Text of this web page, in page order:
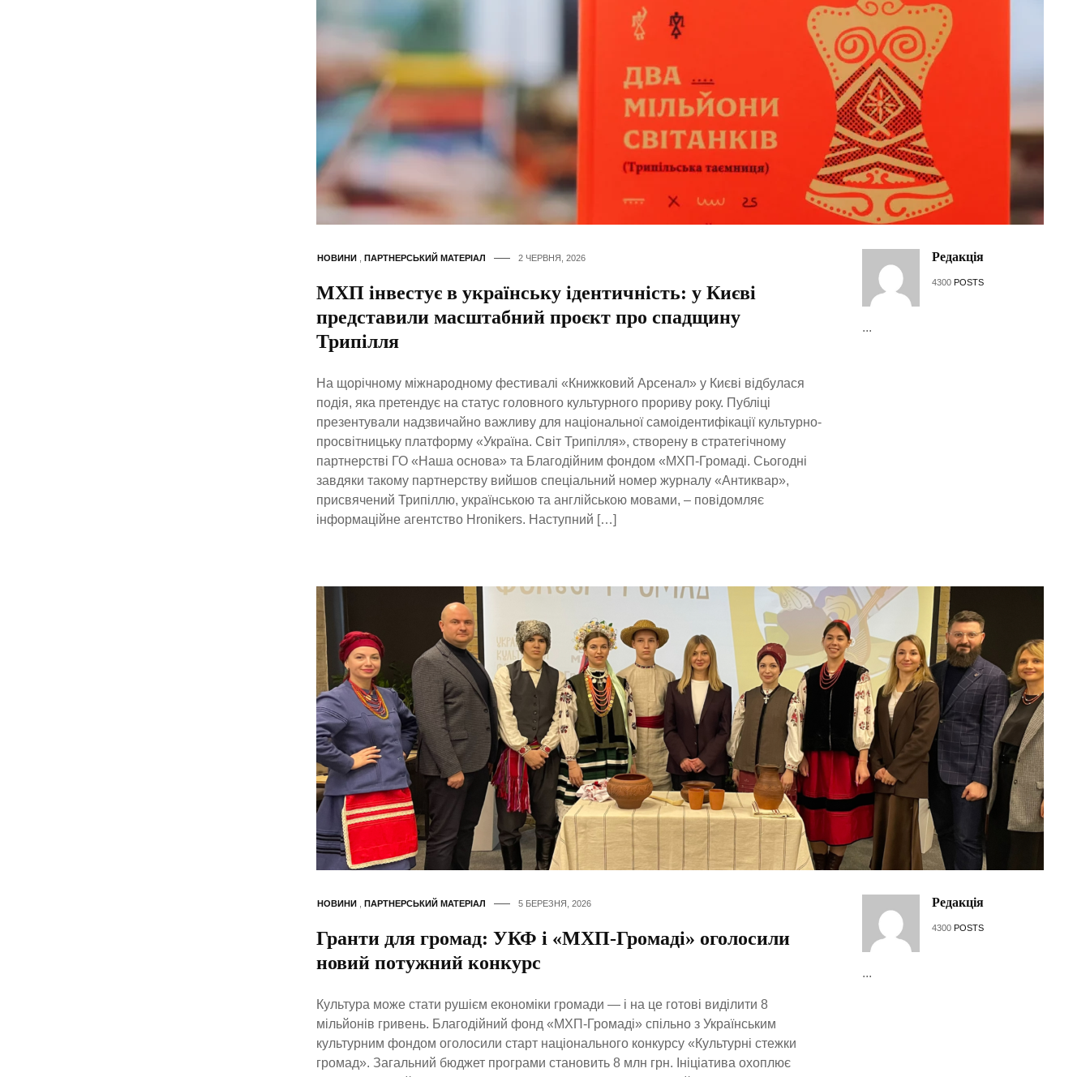
НОВИНИ, ПАРТНЕРСЬКИЙ МАТЕРІАЛ 2 ЧЕРВНЯ, 2026
МХП інвестує в українську ідентичність: у Києві
представили масштабний проєкт про спадщину
Трипілля
На щорічному міжнародному фестивалі «Книжковий Арсенал» у Києві відбулася
подія, яка претендує на статус головного культурного прориву року. Публіці
презентували надзвичайно важливу для національної самоідентифікації культурно-
просвітницьку платформу «Україна. Світ Трипілля», створену в стратегічному
партнерстві ГО «Наша основа» та Благодійним фондом «МХП-Громаді. Сьогодні
завдяки такому партнерству вийшов спеціальний номер журналу «Антиквар»,
присвячений Трипіллю, українською та англійською мовами, – повідомляє
інформаційне агентство Hronikers. Наступний […]
Редакція
4300 POSTS
...
НОВИНИ, ПАРТНЕРСЬКИЙ МАТЕРІАЛ 5 БЕРЕЗНЯ, 2026
Гранти для громад: УКФ і «МХП-Громаді» оголосили
новий потужний конкурс
Культура може стати рушієм економіки громади — і на це готові виділити 8
мільйонів гривень. Благодійний фонд «МХП-Громаді» спільно з Українським
культурним фондом оголосили старт національного конкурсу «Культурні стежки
громад». Загальний бюджет програми становить 8 млн грн. Ініціатива охоплює
Редакція
4300 POSTS
...